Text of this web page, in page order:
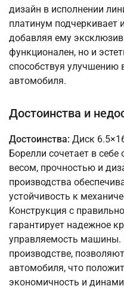
дизайн в исполнении
платинум подчеркивает
добавляя ему
функционален, но и
способствуя улучшению
автомобиля.
Достоинства и
Достоинства: Диск
Борелли сочетает в
весом, прочностью и
производства
устойчивость к
Конструкция с
гарантирует надежное
управляемость машины.
производстве,
автомобиля, что
экономичность и